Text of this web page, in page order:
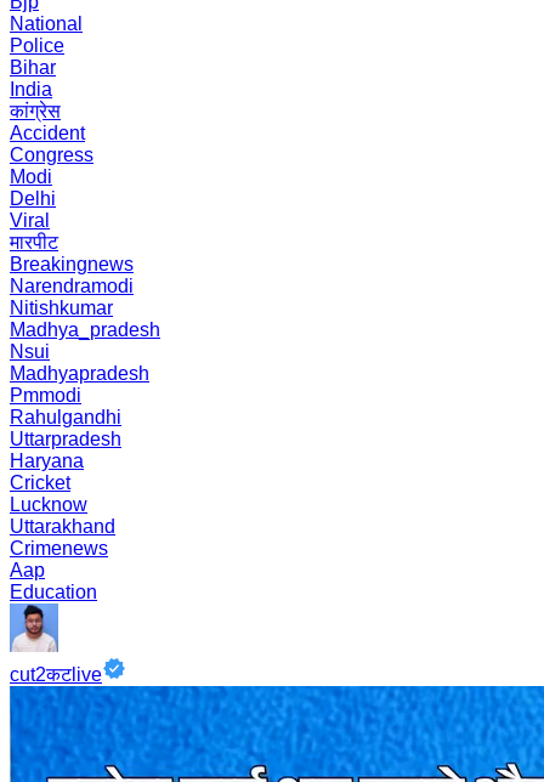
National
Police
Bihar
India
कांग्रेस
Accident
Congress
Modi
Delhi
Viral
मारपीट
Breakingnews
Narendramodi
Nitishkumar
Madhya_pradesh
Nsui
Madhyapradesh
Pmmodi
Rahulgandhi
Uttarpradesh
Haryana
Cricket
Lucknow
Uttarakhand
Crimenews
Aap
Education
cut2कटlive